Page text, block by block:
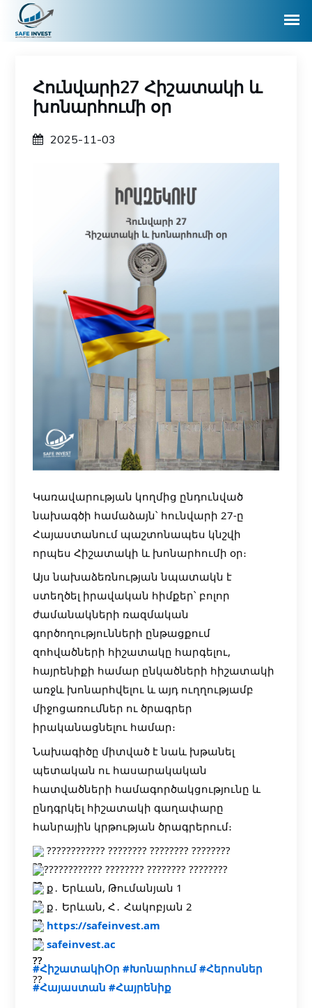
Հունվարի27 Հիշատակի և
խոնարհումի օր
2025-11-03
Կառավարության կողմից ընդունված
նախագծի համաձայն՝ հունվարի 27-ը
Հայաստանում պաշտոնապես կնշվի
որպես Հիշատակի և խոնարհումի օր։
Այս նախաձեռնության նպատակն է
ստեղծել իրավական հիմքեր՝ բոլոր
ժամանակների ռազմական
գործողությունների ընթացքում
զոհվածների հիշատակը հարգելու,
հայրենիքի համար ընկածների հիշատակի
առջև խոնարհվելու և այդ ուղղությամբ
միջոցառումներ ու ծրագրեր
իրականացնելու համար։
Նախագիծը միտված է նաև խթանել
պետական ու հասարակական
հատվածների համագործակցությունը և
ընդգրկել հիշատակի գաղափարը
հանրային կրթության ծրագրերում։
???????????? ???????? ???????? ????????
???????????? ???????? ???????? ????????
ք․ Երևան, Թումանյան 1
ք․ Երևան, Հ․ Հակոբյան 2
https://safeinvest.am
safeinvest.ac
#ՀիշատակիՕր #Խոնարհում #Հերոսներ
#Հայաստան #Հայրենիք